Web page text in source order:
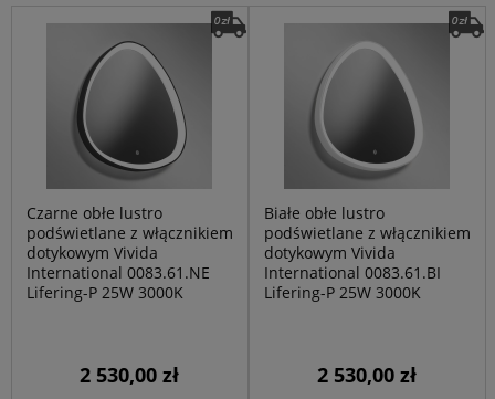
Czarne obłe lustro
podświetlane z włącznikiem
dotykowym Vivida
International 0083.61.NE
Lifering-P 25W 3000K
2 530,00 zł
Białe obłe lustro
podświetlane z włącznikiem
dotykowym Vivida
International 0083.61.BI
Lifering-P 25W 3000K
2 530,00 zł